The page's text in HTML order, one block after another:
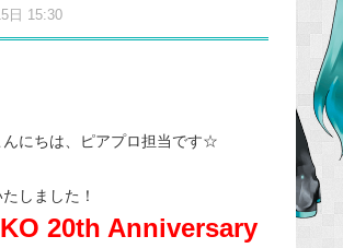
日 15:30
b
o
んにちは、ピアプロ担当です☆
しました！
20th Anniversary